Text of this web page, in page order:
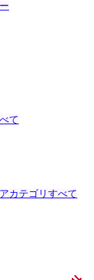
て
カテゴリすべて